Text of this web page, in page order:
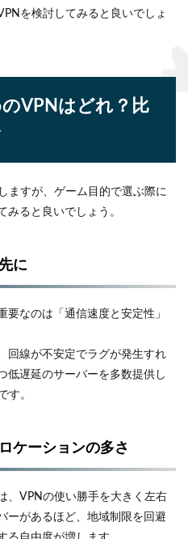
を検討してみると良いでしょ
VPNはどれ？比
ますが、ゲーム目的で選ぶ際に
みると良いでしょう。
に
要なのは「通信速度と安定性」
回線が不安定でラグが発生すれ
低遅延のサーバーを多数提供し
す。
ケーションの多さ
、VPNの使い勝手を大きく左右
ーがあるほど、地域制限を回避